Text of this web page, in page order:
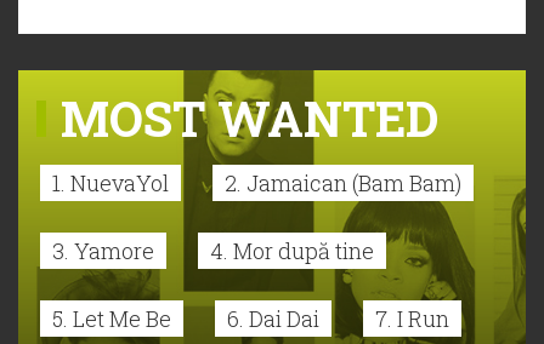
MOST WANTED
1. NuevaYol 2. Jamaican (Bam Bam)
3. Yamore 4. Mor după tine
5. Let Me Be 6. Dai Dai 7. I Run